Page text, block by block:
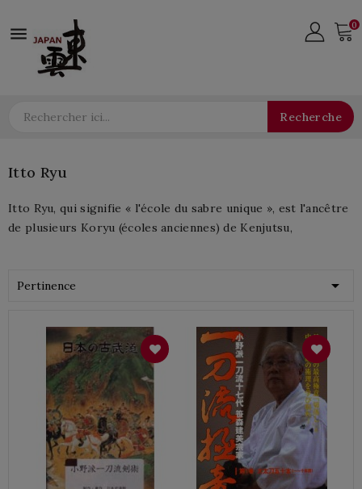
 0
Recherche
Itto Ryu
Itto Ryu, qui signifie « l'école du sabre unique », est l'ancêtre
de plusieurs Koryu (écoles anciennes) de Kenjutsu,
Pertinence 